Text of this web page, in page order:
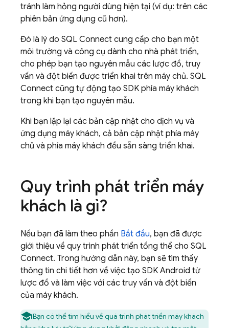
tránh làm hỏng người dùng hiện tại (ví dụ: trên các
phiên bản ứng dụng cũ hơn).
Đó là lý do SQL Connect cung cấp cho bạn một
môi trường và công cụ dành cho nhà phát triển,
cho phép bạn tạo nguyên mẫu các lược đồ, truy
vấn và đột biến được triển khai trên máy chủ. SQL
Connect cũng tự động tạo SDK phía máy khách
trong khi bạn tạo nguyên mẫu.
Khi bạn lặp lại các bản cập nhật cho dịch vụ và
ứng dụng máy khách, cả bản cập nhật phía máy
chủ và phía máy khách đều sẵn sàng triển khai.
Quy trình phát triển máy
khách là gì?
Nếu bạn đã làm theo phần Bắt đầu, bạn đã được
giới thiệu về quy trình phát triển tổng thể cho SQL
Connect. Trong hướng dẫn này, bạn sẽ tìm thấy
thông tin chi tiết hơn về việc tạo SDK Android từ
lược đồ và làm việc với các truy vấn và đột biến
của máy khách.
Bạn có thể tìm hiểu về quá trình phát triển máy khách